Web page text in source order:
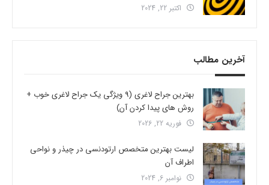
اکتبر 22, 2024
آخرین مطالب
بهترین جراح لاغری (9 ویژگی یک جراح لاغری خوب +
روش های پیدا کردن آن)
فوریه 22, 2026
لیست بهترین متخصص ارتودنسی در چیذر و نواحی
اطراف آن
نوامبر 6, 2024